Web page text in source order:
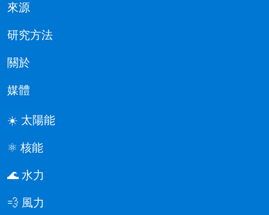
來源
研究方法
關於
媒體
☀️ 太陽能
⚛️ 核能
🌊 水力
💨 風力